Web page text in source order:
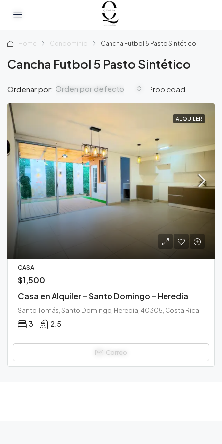
Home Condominio Cancha Futbol 5 Pasto Sintético
Cancha Futbol 5 Pasto Sintético
1 Propiedad
Ordenar por: Orden por defecto
ALQUILER
CASA
$1,500
Casa en Alquiler – Santo Domingo – Heredia
Santo Tomás, Santo Domingo, Heredia, 40305, Costa Rica
3 2.5
Correo